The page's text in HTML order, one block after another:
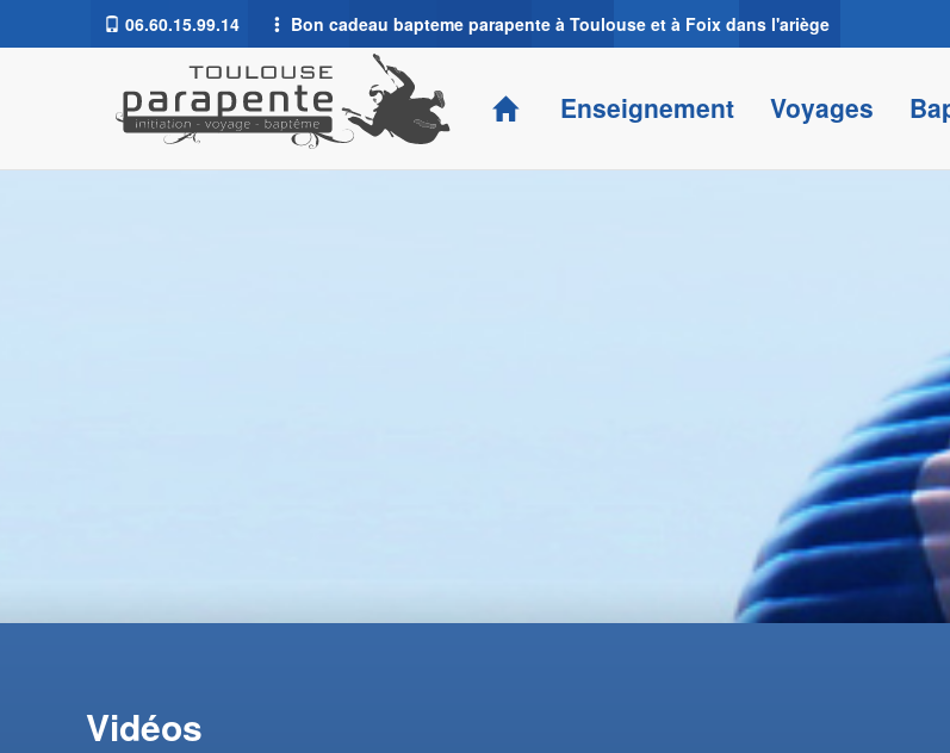
06.60.15.99.14 Bon cadeau bapteme parapente à Toulouse et à Foix dans l'ariège
Enseignement Voyages
Vidéos